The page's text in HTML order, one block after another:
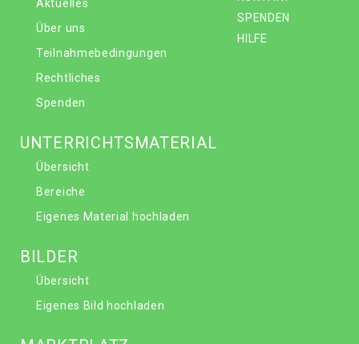
SPENDEN
HILFE
Aktuelles
Über uns
Teilnahmebedingungen
Rechtliches
Spenden
UNTERRICHTSMATERIAL
Übersicht
Bereiche
Eigenes Material hochladen
BILDER
Übersicht
Eigenes Bild hochladen